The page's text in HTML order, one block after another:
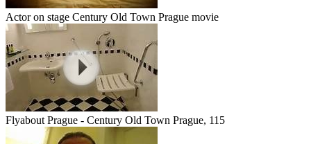
Actor on stage Century Old Town Prague movie
Flyabout Prague - Century Old Town Prague, 115